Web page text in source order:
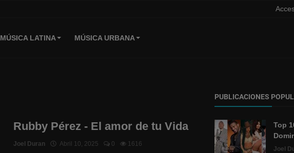
MÚSICA LATINA MÚSICA URBANA
Rubby Pérez - El amor de tu Vida
Joel Duran Abril 10, 2025 0 1616
PUBLICACIONES
Top
Joel